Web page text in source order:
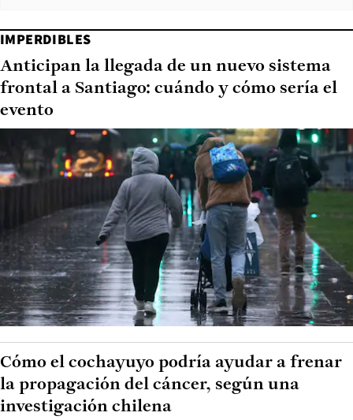
IMPERDIBLES
Anticipan la llegada de un nuevo sistema
frontal a Santiago: cuándo y cómo sería el
evento
Cómo el cochayuyo podría ayudar a frenar
la propagación del cáncer, según una
investigación chilena